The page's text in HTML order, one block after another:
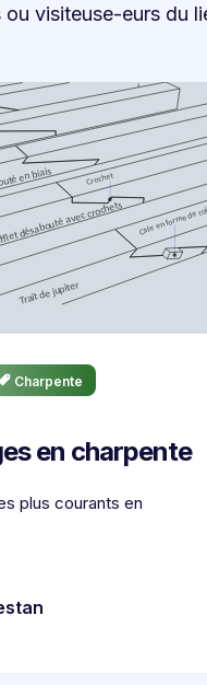
visiteuse-eurs du
Charpente
en charpente
plus courants en